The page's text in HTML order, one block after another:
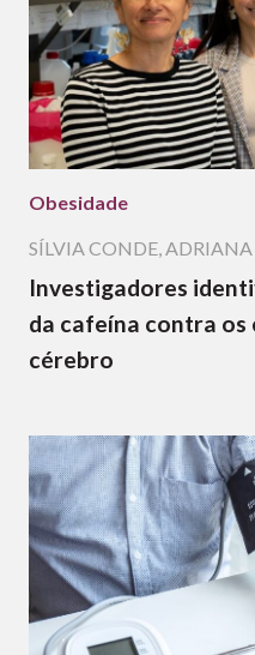
Obesidade
SÍLVIA CONDE,
Investigadores
da cafeína contra os
cérebro